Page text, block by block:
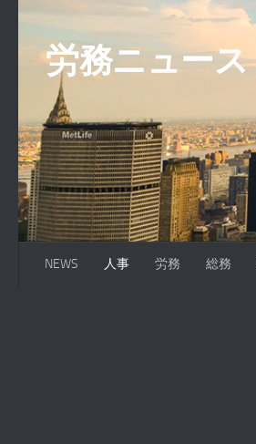
労務ニュース
NEWS 人事 労務 総務